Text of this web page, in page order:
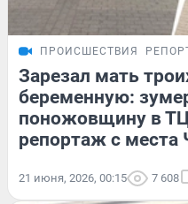
ПРОИСШЕСТВИЯ
Зарезал мать
беременную:
поножовщину в
репортаж с места
21 июня, 2026, 00:15 7 608